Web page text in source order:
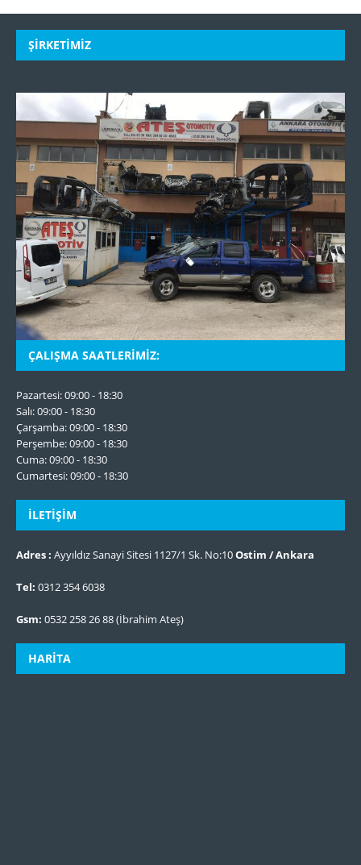
ŞIRKETIMIZ
ÇALIŞMA SAATLERIMIZ:
Pazartesi: 09:00 - 18:30
Salı: 09:00 - 18:30
Çarşamba: 09:00 - 18:30
Perşembe: 09:00 - 18:30
Cuma: 09:00 - 18:30
Cumartesi: 09:00 - 18:30
İLETIŞIM
Adres : Ayyıldız Sanayi Sitesi 1127/1 Sk. No:10Ostim / Ankara
Tel: 0312 354 6038
Gsm: 0532 258 26 88 (İbrahim Ateş)
HARITA